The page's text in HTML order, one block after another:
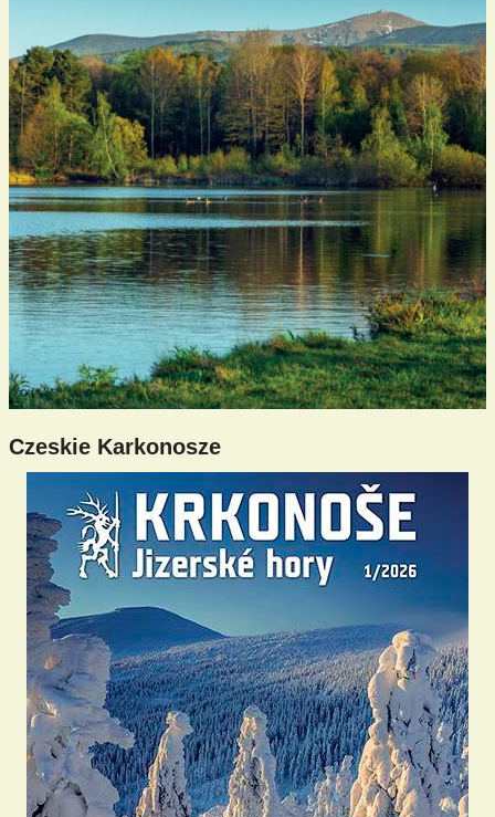
Czeskie Karkonosze